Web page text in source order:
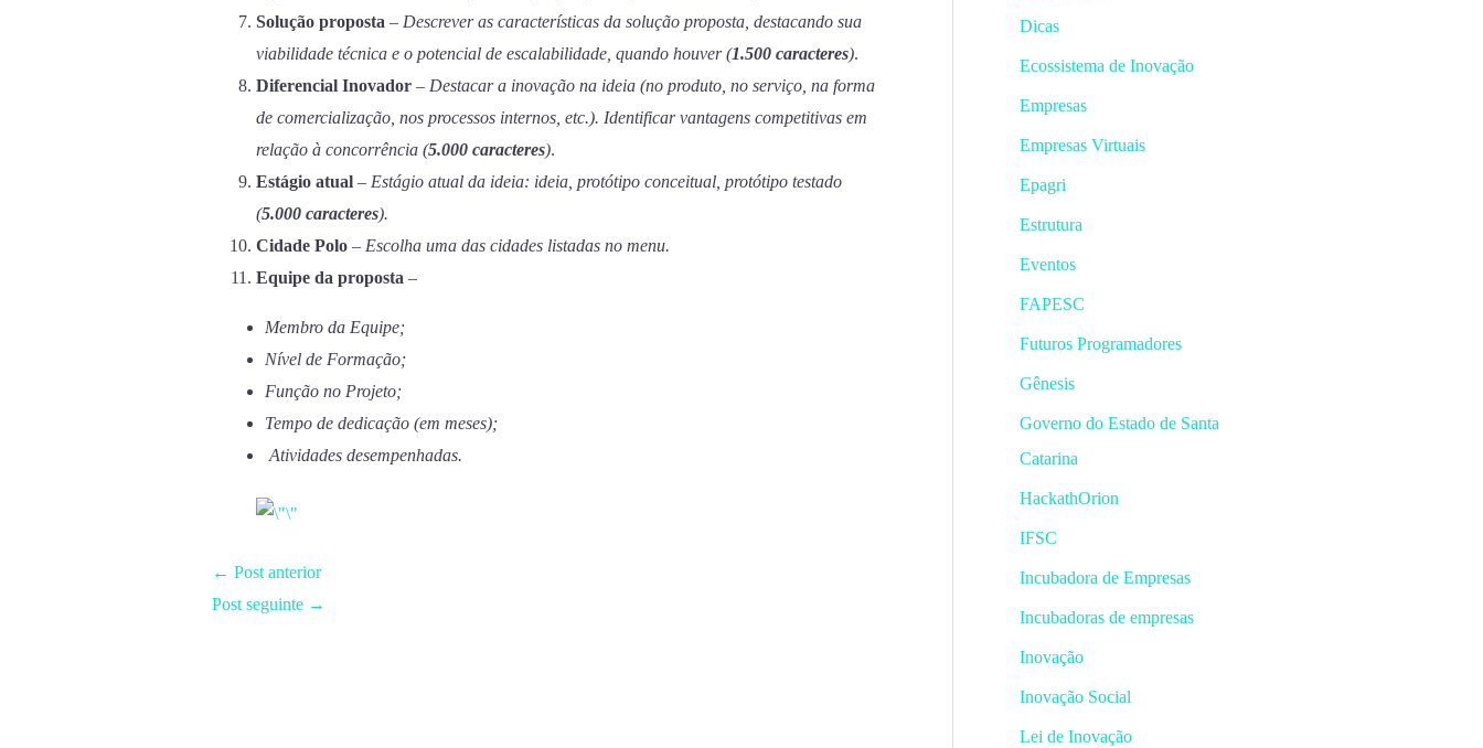
Solução proposta – Descrever as características da solução proposta, destacando sua
viabilidade técnica e o potencial de escalabilidade, quando houver (1.500 caracteres).
Diferencial Inovador – Destacar a inovação na ideia (no produto, no serviço, na forma
de comercialização, nos processos internos, etc.). Identificar vantagens competitivas em
relação à concorrência (5.000 caracteres).
Estágio atual – Estágio atual da ideia: ideia, protótipo conceitual, protótipo testado
(5.000 caracteres).
Cidade Polo – Escolha uma das cidades listadas no menu.
Equipe da proposta –
Membro da Equipe;
Nível de Formação;
Função no Projeto;
Tempo de dedicação (em meses);
Atividades desempenhadas.
← Post anterior
Post seguinte →
Dicas
Ecossistema de Inovação
Empresas
Empresas Virtuais
Epagri
Estrutura
Eventos
FAPESC
Futuros Programadores
Gênesis
Governo do Estado de Santa
Catarina
HackathOrion
IFSC
Incubadora de Empresas
Incubadoras de empresas
Inovação
Inovação Social
Lei de Inovação